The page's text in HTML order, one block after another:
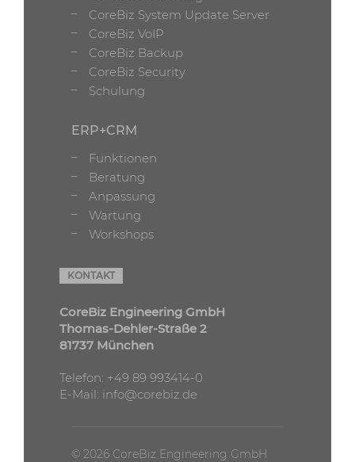
CoreBiz System Update Server
CoreBiz VoIP
CoreBiz Backup
CoreBiz Security
Schulung
ERP+CRM
Funktionen
Beratung
Anpassung
Wartung
Workshops
KONTAKT
CoreBiz Engineering GmbH
Thomas-Dehler-Straße 2
81737 München
Telefon: +49 89 993414-0
E-Mail: info@corebiz.de
© 2026 CoreBiz Engineering GmbH